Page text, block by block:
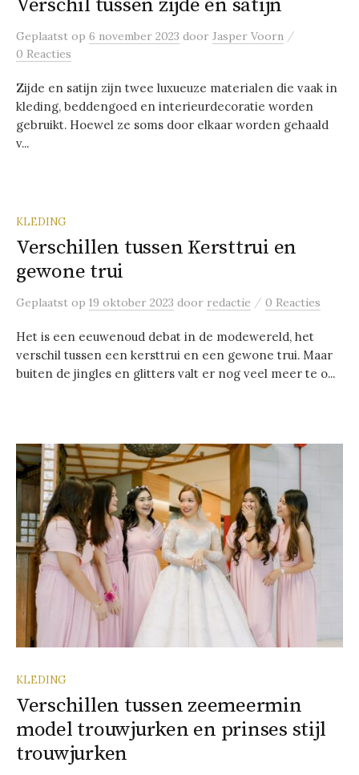
Verschil tussen zijde en satijn
Geplaatst op 6 november 2023 door Jasper Voorn /
0 Reacties
Zijde en satijn zijn twee luxueuze materialen die vaak in
kleding, beddengoed en interieurdecoratie worden
gebruikt. Hoewel ze soms door elkaar worden gehaald
v...
KLEDING
Verschillen tussen Kersttrui en
gewone trui
Geplaatst op 19 oktober 2023 door redactie / 0 Reacties
Het is een eeuwenoud debat in de modewereld, het
verschil tussen een kersttrui en een gewone trui. Maar
buiten de jingles en glitters valt er nog veel meer te o...
KLEDING
Verschillen tussen zeemeermin
model trouwjurken en prinses stijl
trouwjurken